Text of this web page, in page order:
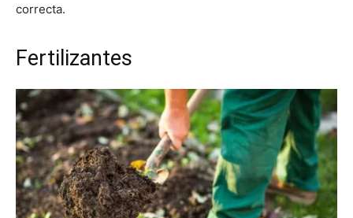
correcta.
Fertilizantes